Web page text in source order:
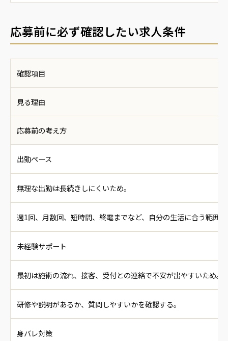
応募前に必ず確認したい求人条件
確認項目
見る理由
応募前の考え方
出勤ペース
無理な出勤は長続きしにくいため。
週1回、月数回、短時間、終電までなど、自分の生活に合う範囲
未経験サポート
最初は施術の流れ、接客、受付との連絡で不安が出やすいため。
研修や説明があるか、質問しやすいかを確認する。
身バレ対策